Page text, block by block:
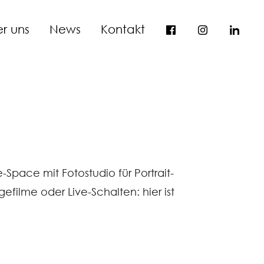
uns News Kontakt
mit Fotostudio für Portrait-
oder Live-Schalten: hier ist